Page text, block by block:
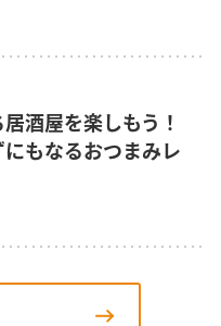
酒屋を楽しもう！
にもなるおつまみレ